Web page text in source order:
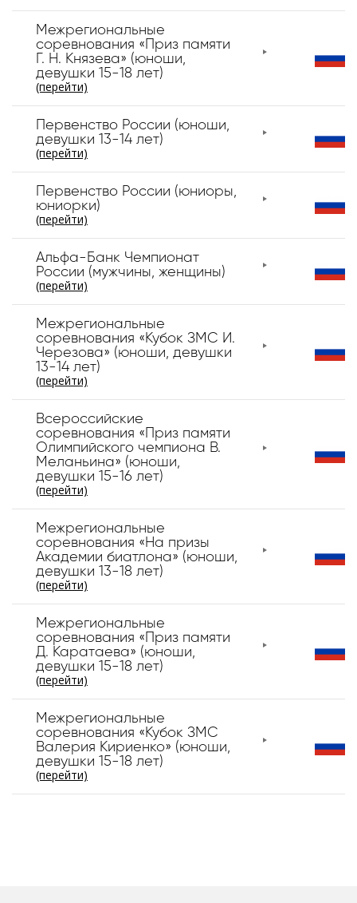
Межрегиональные
соревнования «Приз памяти
Г. Н. Князева» (юноши,
девушки 15-18 лет)
(перейти)
Первенство России (юноши,
девушки 13-14 лет)
(перейти)
Первенство России (юниоры,
юниорки)
(перейти)
Альфа-Банк Чемпионат
России (мужчины, женщины)
(перейти)
Межрегиональные
соревнования «Кубок ЗМС И.
Черезова» (юноши, девушки
13-14 лет)
(перейти)
Всероссийские
соревнования «Приз памяти
Олимпийского чемпиона В.
Меланьина» (юноши,
девушки 15-16 лет)
(перейти)
Межрегиональные
соревнования «На призы
Академии биатлона» (юноши,
девушки 13-18 лет)
(перейти)
Межрегиональные
соревнования «Приз памяти
Д. Каратаева» (юноши,
девушки 15-18 лет)
(перейти)
Межрегиональные
соревнования «Кубок ЗМС
Валерия Кириенко» (юноши,
девушки 15-18 лет)
(перейти)